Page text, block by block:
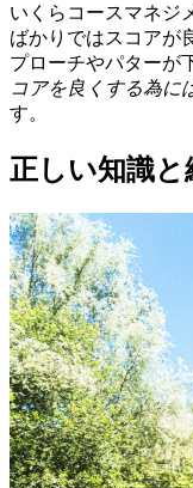
いくらコースマネジ
ばかりではスコアが
プローチやパターが
コアを良くする為に
す。
正しい知識と